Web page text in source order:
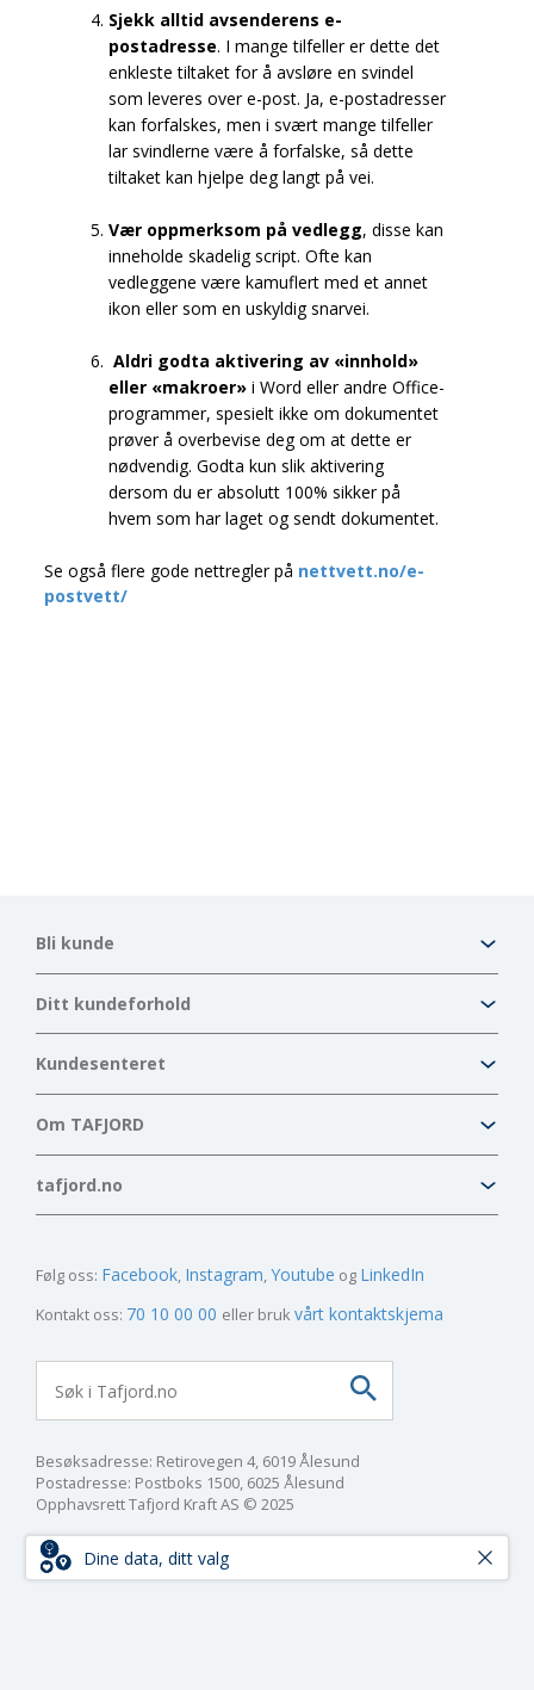
Sjekk alltid avsenderens e-
postadresse. I mange tilfeller er dette det
enkleste tiltaket for å avsløre en svindel
som leveres over e-post. Ja, e-postadresser
kan forfalskes, men i svært mange tilfeller
lar svindlerne være å forfalske, så dette
tiltaket kan hjelpe deg langt på vei.
Vær oppmerksom på vedlegg, disse kan
inneholde skadelig script. Ofte kan
vedleggene være kamuflert med et annet
ikon eller som en uskyldig snarvei.
Aldri godta aktivering av «innhold»
eller «makroer» i Word eller andre Office-
programmer, spesielt ikke om dokumentet
prøver å overbevise deg om at dette er
nødvendig. Godta kun slik aktivering
dersom du er absolutt 100% sikker på
hvem som har laget og sendt dokumentet.
Se også flere gode nettregler på nettvett.no/e-
postvett/
Bli kunde
Ditt kundeforhold
Kundesenteret
Om TAFJORD
tafjord.no
Følg oss: Facebook Instagram Youtube LinkedIn
Kontakt oss: 70 10 00 00 eller bruk vårt kontaktskjema
Besøksadresse: Retirovegen 4, 6019 Ålesund
Postadresse: Postboks 1500, 6025 Ålesund
Opphavsrett Tafjord Kraft AS © 2025
Dine data, ditt valg